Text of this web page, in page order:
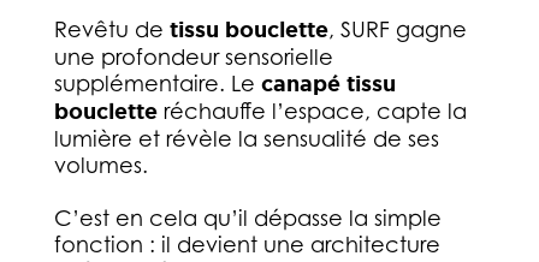
Revêtu de tissu bouclette, SURF gagne
une profondeur sensorielle
supplémentaire. Le canapé tissu
boucletteréchauffe l’espace, capte la
lumière et révèle la sensualité de ses
volumes.
C’est en cela qu’il dépasse la simple
fonction : il devient une architecture